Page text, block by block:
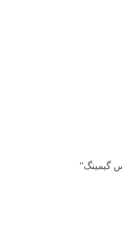
گیمینگ”